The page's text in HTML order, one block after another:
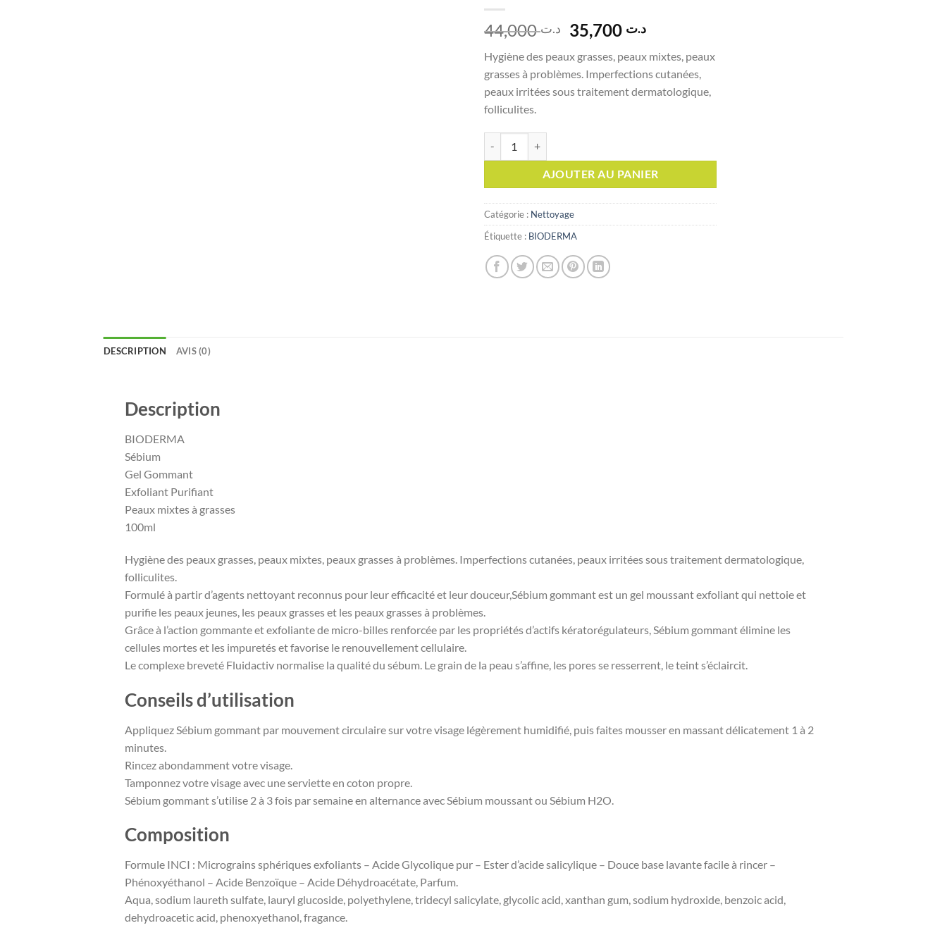
د.ت44,000
Le
prix
initial
était :
د.ت 44,000.
د.تLe
actuel
est :
Hygiène des peaux grasses, peaux mixtes, peaux
grasses à problèmes. Imperfections cutanées,
peaux irritées sous traitement dermatologique,
folliculites.
AJOUTER AU PANIER
Catégorie : Nettoyage
Étiquette : BIODERMA
DESCRIPTION AVIS (0)
Description
BIODERMA
Sébium
Gel Gommant
Exfoliant Purifiant
Peaux mixtes à grasses
100ml
Hygiène des peaux grasses, peaux mixtes, peaux grasses à problèmes. Imperfections cutanées, peaux irritées sous traitement dermatologique,
folliculites.
Formulé à partir d’agents nettoyant reconnus pour leur efficacité et leur douceur,Sébium gommant est un gel moussant exfoliant qui nettoie et
purifie les peaux jeunes, les peaux grasses et les peaux grasses à problèmes.
Grâce à l’action gommante et exfoliante de micro-billes renforcée par les propriétés d’actifs kératorégulateurs, Sébium gommant élimine les
cellules mortes et les impuretés et favorise le renouvellement cellulaire.
Le complexe breveté Fluidactiv normalise la qualité du sébum. Le grain de la peau s’affine, les pores se resserrent, le teint s’éclaircit.
Conseils d’utilisation
Appliquez Sébium gommant par mouvement circulaire sur votre visage légèrement humidifié, puis faites mousser en massant délicatement 1 à 2
minutes.
Rincez abondamment votre visage.
Tamponnez votre visage avec une serviette en coton propre.
Sébium gommant s’utilise 2 à 3 fois par semaine en alternance avec Sébium moussant ou Sébium H2O.
Composition
Formule INCI : Micrograins sphériques exfoliants – Acide Glycolique pur – Ester d’acide salicylique – Douce base lavante facile à rincer –
Phénoxyéthanol – Acide Benzoïque – Acide Déhydroacétate, Parfum.
Aqua, sodium laureth sulfate, lauryl glucoside, polyethylene, tridecyl salicylate, glycolic acid, xanthan gum, sodium hydroxide, benzoic acid,
dehydroacetic acid, phenoxyethanol, fragance.